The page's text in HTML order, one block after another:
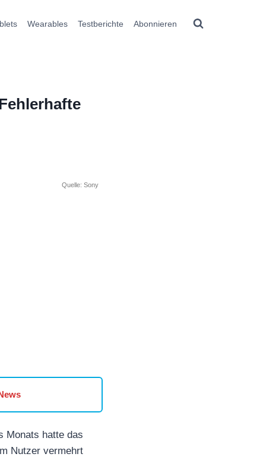
Wearables Testberichte Abonnieren
Quelle: Sony
Monats hatte das
Nutzer vermehrt